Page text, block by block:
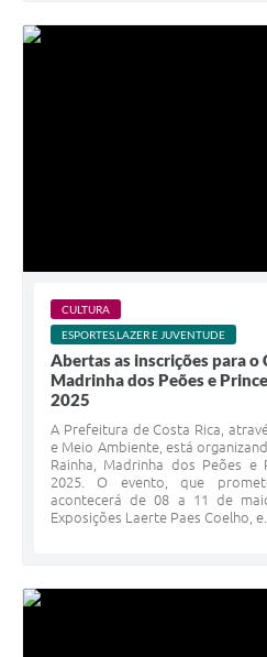
CULTURA
ESPORTES,LAZER E JUVENTUDE
Abertas as inscrições para o
Madrinha dos Peões e
2025
A Prefeitura de Costa Rica,
e Meio Ambiente, está
Rainha, Madrinha dos Peões e
2025. O evento, que
acontecerá de 08 a 11 de
Exposições Laerte Paes Coelho, e...